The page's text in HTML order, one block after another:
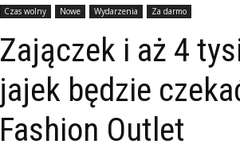
Czas wolny Nowe Wydarzenia Za darmo
Zajączek i aż 4
jajek będzie
Fashion Outlet